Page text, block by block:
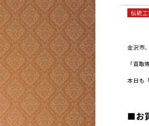
伝統
金沢市
「買
本日も
■お